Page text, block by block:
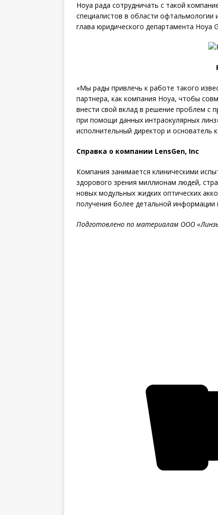
Hoya рада сотрудничать с такой
специалистов в области офтальмологии
глава юридического департамента Hoya
«Мы рады привлечь к работе такого
партнера, как компания Hoya, чтобы
внести свой вклад в решение проблем с
при помощи данных интраокулярных
исполнительный директор и основатель
Справка о компании LensGen, Inc
Компания занимается клиническими
здорового зрения миллионам людей,
новых модульных жидких оптических
получения более детальной информации
Подготовлено по материалам ООО